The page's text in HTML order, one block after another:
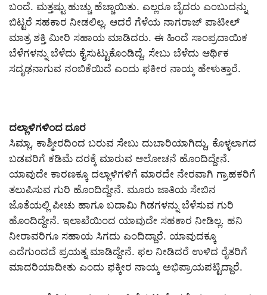
ಬಂದೆ. ಮತ್ತಷ್ಟು ಹುಚ್ಚು ಹೆಚ್ಚಾಯಿತು. ಎಲ್ಲರೂ ಬೈದರು ಎಂಬುದನ್ನು
ಬಿಟ್ಟರೆ ಸಹಕಾರ ನೀಡಲಿಲ್ಲ. ಆದರೆ ಗೆಳೆಯ ನಾಗರಾಜ್ ಪಾಟೀಲ್
ಮಾತ್ರ ಶಕ್ತಿ ಮೀರಿ ಸಹಾಯ ಮಾಡಿದರು. ಈ ಹಿಂದೆ ಸಾಂಪ್ರದಾಯಿಕ
ಬೆಳೆಗಳನ್ನು ಬೆಳೆದು ಕೈಸುಟ್ಟುಕೊಂಡಿದ್ದೆ. ಸೇಬು ಬೆಳೆದು ಆರ್ಥಿಕ
ಸದೃಢನಾಗುವ ನಂಬಿಕೆಯಿದೆ ಎಂದು ಫಕೀರ ನಾಯ್ಕ ಹೇಳುತ್ತಾರೆ.
ದಲ್ಲಾಳಿಗಳಿಂದ ದೂರ
ಸಿಮ್ಲಾ, ಕಾಶ್ಮೀರದಿಂದ ಬರುವ ಸೇಬು ದುಬಾರಿಯಾಗಿದ್ದು, ಕೊಳ್ಳಲಾಗದ
ಬಡವರಿಗೆ ಕಡಿಮೆ ದರಕ್ಕೆ ಮಾರುವ ಆಲೋಚನೆ ಹೊಂದಿದ್ದೇನೆ.
ಯಾವುದೇ ಕಾರಣಕ್ಕೂ ದಲ್ಲಾಳಿಗಳಿಗೆ ಮಾರದೇ ನೇರವಾಗಿ ಗ್ರಾಹಕರಿಗೆ
ತಲುಪಿಸುವ ಗುರಿ ಹೊಂದಿದ್ದೇನೆ. ಮೂರು ಜಾತಿಯ ಸೇಬಿನ
ಜೊತೆಯಲ್ಲಿ ಪೀಚು ಹಾಗೂ ಬದಾಮಿ ಗಿಡಗಳನ್ನು ಬೆಳೆಸುವ ಗುರಿ
ಹೊಂದಿದ್ದೇನೆ. ಇಲಾಖೆಯಿಂದ ಯಾವುದೇ ಸಹಕಾರ ನೀಡಿಲ್ಲ. ಹನಿ
ನೀರಾವರಿಗೂ ಸಹಾಯ ಸಿಗದು ಎಂದಿದ್ದಾರೆ. ಯಾವುದಕ್ಕೂ
ಎದೆಗುಂದದೆ ಪ್ರಯತ್ನ ಮಾಡಿದ್ದೇನೆ. ಫಲ ನೀಡಿದರೆ ಉಳಿದ ರೈತರಿಗೆ
ಮಾದರಿಯಾದೀತು ಎಂದು ಫಕ್ಕೀರ ನಾಯ್ಕ ಅಭಿಪ್ರಾಯಪಟ್ಟಿದ್ದಾರೆ.